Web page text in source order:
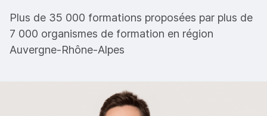
Plus de 35 000 formations proposées par plus de
7 000 organismes de formation en région
Auvergne-Rhône-Alpes